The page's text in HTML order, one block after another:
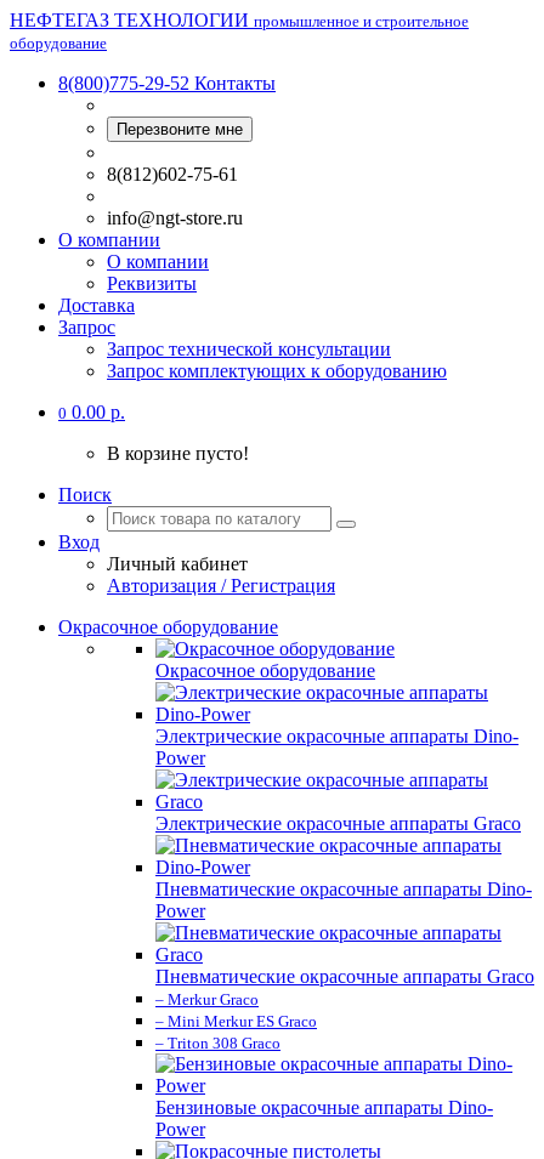
НЕФТЕГАЗ ТЕХНОЛОГИИ промышленное и строительное
оборудование
8(800)775-29-52 Контакты
Перезвоните мне
8(812)602-75-61
info@ngt-store.ru
О компании
О компании
Реквизиты
Доставка
Запрос
Запрос технической консультации
Запрос комплектующих к оборудованию
0 0.00 р.
В корзине пусто!
Поиск
Вход
Личный кабинет
Авторизация / Регистрация
Окрасочное оборудование
Окрасочное оборудование
Электрические окрасочные аппараты Dino-
Power
Электрические окрасочные аппараты Graco
Пневматические окрасочные аппараты Dino-
Power
Пневматические окрасочные аппараты Graco
– Merkur Graco
– Mini Merkur ES Graco
– Triton 308 Graco
Бензиновые окрасочные аппараты Dino-
Power